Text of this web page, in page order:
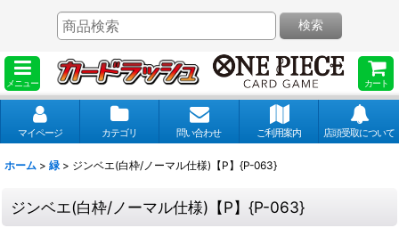
メニュー カート
検索
マイページ カテゴリ 問い合わせ ご利用案内 店頭受取について
ホーム > 緑 > ジンベエ(白枠/ノーマル仕様)【P】{P-063}
ジンベエ(白枠/ノーマル仕様)【P】{P-063}